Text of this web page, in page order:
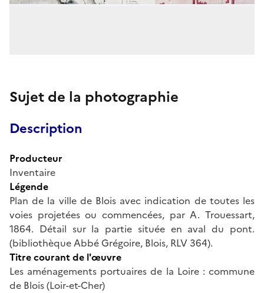
Sujet de la photographie
Description
Producteur
Inventaire
Légende
Plan de la ville de Blois avec indication de toutes les
voies projetées ou commencées, par A. Trouessart,
1864. Détail sur la partie située en aval du pont.
(bibliothèque Abbé Grégoire, Blois, RLV 364).
Titre courant de l'œuvre
Les aménagements portuaires de la Loire : commune
de Blois (Loir-et-Cher)